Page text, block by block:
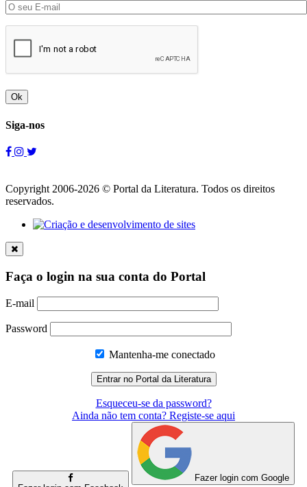
Ok
Siga-nos
Copyright 2006-2026 © Portal da Literatura. Todos os direitos
reservados.
Faça o login na sua conta do Portal
E-mail
Password
Mantenha-me conectado
Esqueceu-se da password?
Ainda não tem conta? Registe-se aqui
Fazer login com Google